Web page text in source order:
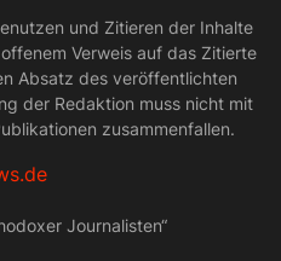
und Zitieren der Inhalte
Verweis auf das Zitierte
Absatz des veröffentlichten
der Redaktion muss nicht mit
zusammenfallen.
Journalisten“